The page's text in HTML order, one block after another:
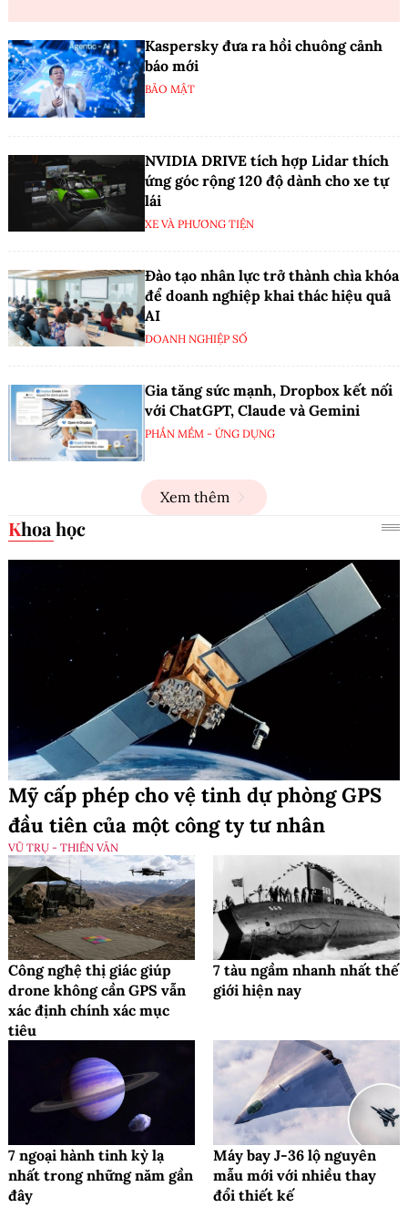
Kaspersky đưa ra hồi chuông cảnh
báo mới
BẢO MẬT
NVIDIA DRIVE tích hợp Lidar thích
ứng góc rộng 120 độ dành cho xe tự
lái
XE VÀ PHƯƠNG TIỆN
Đào tạo nhân lực trở thành chìa khóa
để doanh nghiệp khai thác hiệu quả
AI
DOANH NGHIỆP SỐ
Gia tăng sức mạnh, Dropbox kết nối
với ChatGPT, Claude và Gemini
PHẦN MỀM - ỨNG DỤNG
Xem thêm
Khoa học
Mỹ cấp phép cho vệ tinh dự phòng GPS
đầu tiên của một công ty tư nhân
VŨ TRỤ - THIÊN VĂN
Công nghệ thị giác giúp
drone không cần GPS vẫn
xác định chính xác mục
tiêu
7 tàu ngầm nhanh nhất thế
giới hiện nay
7 ngoại hành tinh kỳ lạ
nhất trong những năm gần
đây
Máy bay J-36 lộ nguyên
mẫu mới với nhiều thay
đổi thiết kế